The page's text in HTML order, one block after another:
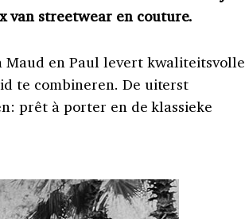
van streetwear en couture.
en Paul levert kwaliteitsvolle
te combineren. De uiterst
prêt à porter en de klassieke